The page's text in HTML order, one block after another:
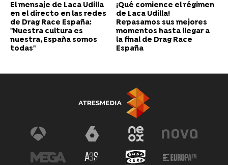
El mensaje de Laca Udilla
en el directo en las redes
de Drag Race España:
"Nuestra cultura es
nuestra, España somos
todas"
¡Qué comience el régimen
de Laca Udilla!
Repasamos sus mejores
momentos hasta llegar a
la final de Drag Race
España